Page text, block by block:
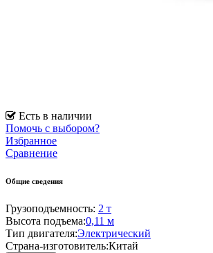
Есть в наличии
Помочь с выбором?
Избранное
Сравнение
Общие сведения
Грузоподъемность: 2 т
Высота подъема:0,11 м
Тип двигателя:Электрический
Страна-изготовитель:Китай